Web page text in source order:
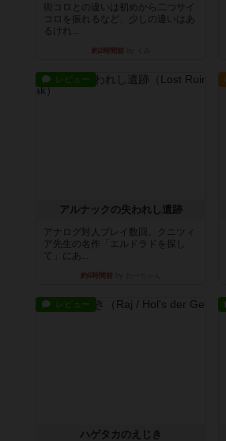
街コロとの違いは初めから二つサイ
コロを振れるなど、少しの違いはあ
るけれ...
約2時間前
レビュー
アルナックの失われし遺跡
アナログ対人プレイ数回。クニツィ
ア先生の名作「エルドラドを探し
て」にあ...
約6時間前
レビュー
ハゲタカのえじき